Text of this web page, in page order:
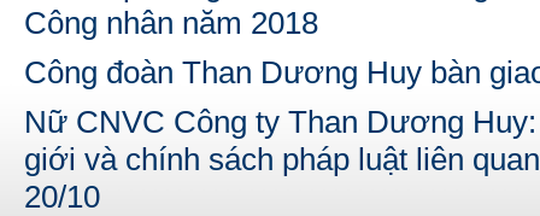
Công nhân năm 2018
Công đoàn Than Dương Huy bàn
Nữ CNVC Công ty Than Dương
giới và chính sách pháp luật liên
20/10